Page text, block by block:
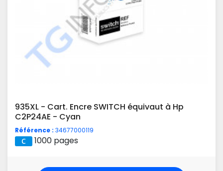
935XL - Cart. Encre SWITCH équivaut à Hp
C2P24AE - Cyan
Référence : 34677000119
1000 pages